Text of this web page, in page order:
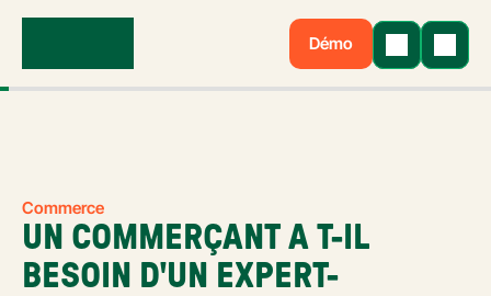
Démo
Commerce
UN COMMERÇANT A T-IL
BESOIN D'UN EXPERT-